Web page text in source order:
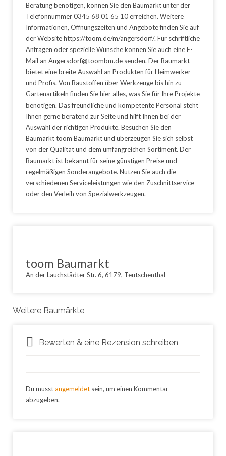
Beratung benötigen, können Sie den Baumarkt unter der
Telefonnummer 0345 68 01 65 10 erreichen. Weitere
Informationen, Öffnungszeiten und Angebote finden Sie auf
der Website https://toom.de/m/angersdorf/. Für schriftliche
Anfragen oder spezielle Wünsche können Sie auch eine E-
Mail an Angersdorf@toombm.de senden. Der Baumarkt
bietet eine breite Auswahl an Produkten für Heimwerker
und Profis. Von Baustoffen über Werkzeuge bis hin zu
Gartenartikeln finden Sie hier alles, was Sie für Ihre Projekte
benötigen. Das freundliche und kompetente Personal steht
Ihnen gerne beratend zur Seite und hilft Ihnen bei der
Auswahl der richtigen Produkte. Besuchen Sie den
Baumarkt toom Baumarkt und überzeugen Sie sich selbst
von der Qualität und dem umfangreichen Sortiment. Der
Baumarkt ist bekannt für seine günstigen Preise und
regelmäßigen Sonderangebote. Nutzen Sie auch die
verschiedenen Serviceleistungen wie den Zuschnittservice
oder den Verleih von Spezialwerkzeugen.
toom Baumarkt
An der Lauchstädter Str. 6, 6179, Teutschenthal
Weitere Baumärkte
Bewerten & eine Rezension schreiben
Du musstangemeldet sein, um einen Kommentar
abzugeben.